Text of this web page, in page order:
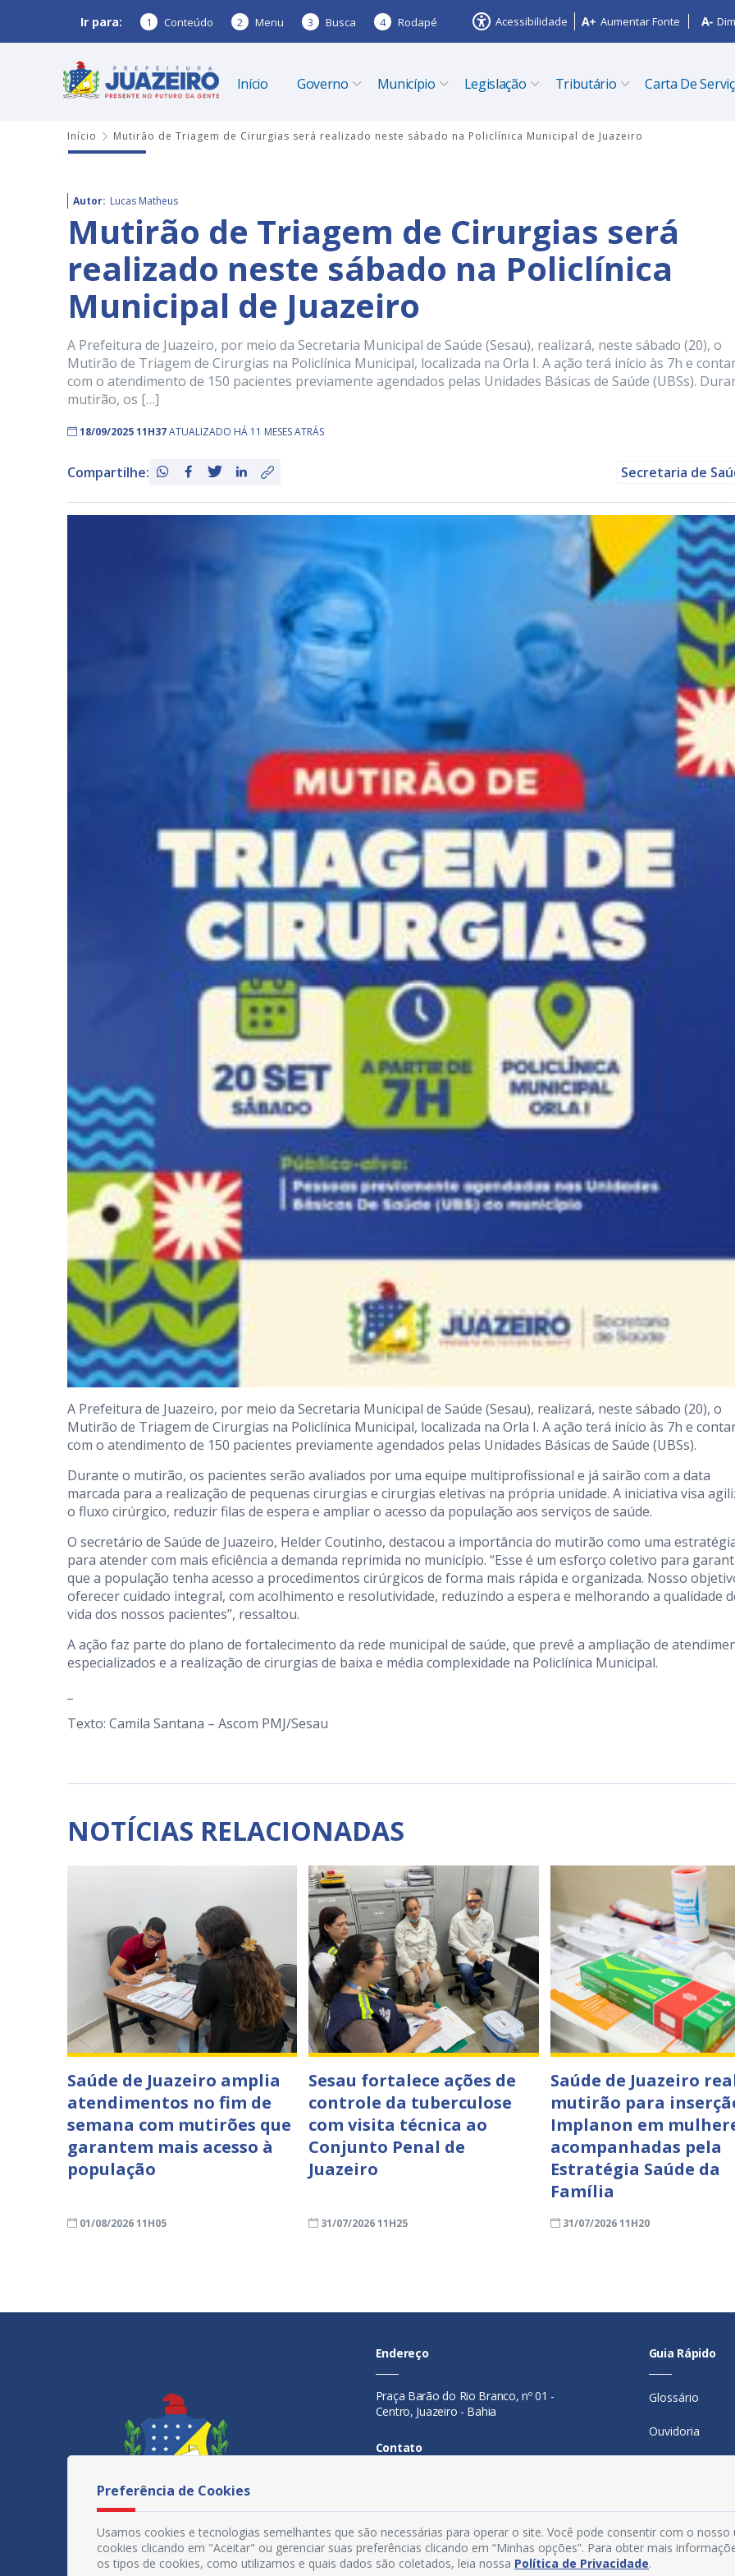
Ir para: 1 Conteúdo 2 Menu 3 Busca 4 Rodapé Acessibilidade Aumentar Fonte
Início Governo Município Legislação Tributário Carta De
Início Mutirão de Triagem de Cirurgias será realizado neste sábado na Policlínica Municipal de Juazeiro
Autor: Lucas Matheus
Mutirão de Triagem de Cirurgias será
realizado neste sábado na Policlínica
Municipal de Juazeiro
A Prefeitura de Juazeiro, por meio da Secretaria Municipal de Saúde (Sesau), realizará, neste sábado (20), o
Mutirão de Triagem de Cirurgias na Policlínica Municipal, localizada na Orla I. A ação terá início às 7h e
com o atendimento de 150 pacientes previamente agendados pelas Unidades Básicas de Saúde (UBSs).
mutirão, os […]
18/09/2025 11H37ATUALIZADO HÁ 11 MESES ATRÁS
Compartilhe: Secretaria de
A Prefeitura de Juazeiro, por meio da Secretaria Municipal de Saúde (Sesau), realizará, neste sábado (20), o
Mutirão de Triagem de Cirurgias na Policlínica Municipal, localizada na Orla I. A ação terá início às 7h e
com o atendimento de 150 pacientes previamente agendados pelas Unidades Básicas de Saúde (UBSs).
Durante o mutirão, os pacientes serão avaliados por uma equipe multiprofissional e já sairão com a data
marcada para a realização de pequenas cirurgias e cirurgias eletivas na própria unidade. A iniciativa visa
o fluxo cirúrgico, reduzir filas de espera e ampliar o acesso da população aos serviços de saúde.
O secretário de Saúde de Juazeiro, Helder Coutinho, destacou a importância do mutirão como uma
para atender com mais eficiência a demanda reprimida no município. “Esse é um esforço coletivo para
que a população tenha acesso a procedimentos cirúrgicos de forma mais rápida e organizada. Nosso
oferecer cuidado integral, com acolhimento e resolutividade, reduzindo a espera e melhorando a qualidade
vida dos nossos pacientes”, ressaltou.
A ação faz parte do plano de fortalecimento da rede municipal de saúde, que prevê a ampliação de
especializados e a realização de cirurgias de baixa e média complexidade na Policlínica Municipal.
Texto: Camila Santana – Ascom PMJ/Sesau
NOTÍCIAS RELACIONADAS
Saúde de Juazeiro amplia
atendimentos no fim de
semana com mutirões que
garantem mais acesso à
população
01/08/2026 11H05
Sesau fortalece ações de
controle da tuberculose
com visita técnica ao
Conjunto Penal de
Juazeiro
31/07/2026 11H25
Saúde de Juazeiro
mutirão para
Implanon em
acompanhadas pela
Estratégia Saúde da
Família
31/07/2026 11H20
Endereço
Praça Barão do Rio Branco, nº 01 -
Centro, Juazeiro - Bahia
Contato
Horário De Funcionamento
Guia Rápido
Glossário
Ouvidoria
Manual de
Política de
Preferência de Cookies
Usamos cookies e tecnologias semelhantes que são necessárias para operar o site. Você pode consentir com o nosso
cookies clicando em "Aceitar" ou gerenciar suas preferências clicando em “Minhas opções”. Para obter mais
os tipos de cookies, como utilizamos e quais dados são coletados, leia nossa Política de Privacidade.